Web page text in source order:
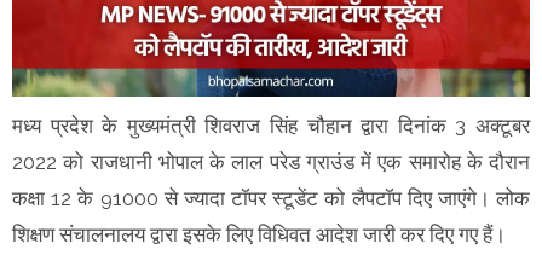
मध्य प्रदेश के मुख्यमंत्री शिवराज सिंह चौहान द्वारा दिनांक 3 अक्टूबर
2022 को राजधानी भोपाल के लाल परेड ग्राउंड में एक समारोह के दौरान
कक्षा 12 के 91000 से ज्यादा टॉपर स्टूडेंट को लैपटॉप दिए जाएंगे। लोक
शिक्षण संचालनालय द्वारा इसके लिए विधिवत आदेश जारी कर दिए गए हैं।